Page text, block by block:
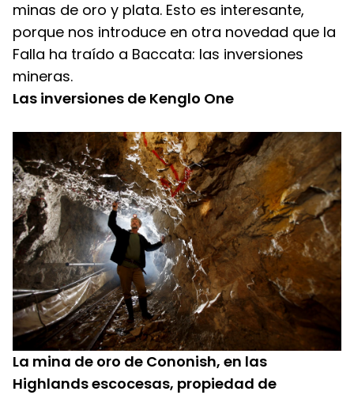
minas de oro y plata. Esto es interesante,
porque nos introduce en otra novedad que la
Falla ha traído a Baccata: las inversiones
mineras.
Las inversiones de Kenglo One
La mina de oro de Cononish, en las
Highlands escocesas, propiedad de